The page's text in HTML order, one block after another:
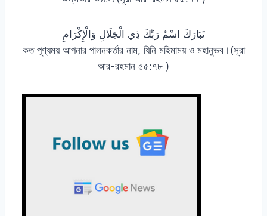
تَبَارَكَ اسْمُ رَبِّكَ ذِي الْجَلَالِ وَالْإِكْرَامِ
কত পূণ্যময় আপনার পালনকর্তার নাম, যিনি মহিমাময় ও মহানুভব।(সূরা
আর-রহমান ৫৫:৭৮ )